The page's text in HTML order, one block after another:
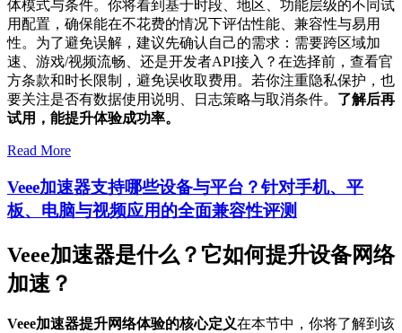
体模式与条件。你将看到基于时段、地区、功能层级的不同试
用配置，确保能在不花费的情况下评估性能、兼容性与易用
性。为了避免误解，建议先确认自己的需求：需要跨区域加
速、游戏/视频流畅、还是开发者API接入？在选择前，查看官
方条款和时长限制，避免误收取费用。若你注重隐私保护，也
要关注是否有数据使用说明、日志策略与取消条件。 了解后再
试用，能提升体验成功率。
Read More
Veee加速器支持哪些设备与平台？针对手机、平
板、电脑与视频应用的全面兼容性评测
Veee加速器是什么？它如何提升设备网络
加速？
Veee加速器提升网络体验的核心定义在本节中，你将了解到该